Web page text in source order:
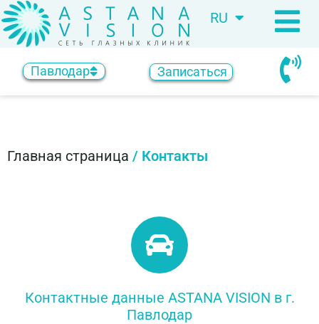
RU
KZ
Павлодар Записаться
Главная страница / Контакты
Контактные данные ASTANA VISION в г.
Павлодар